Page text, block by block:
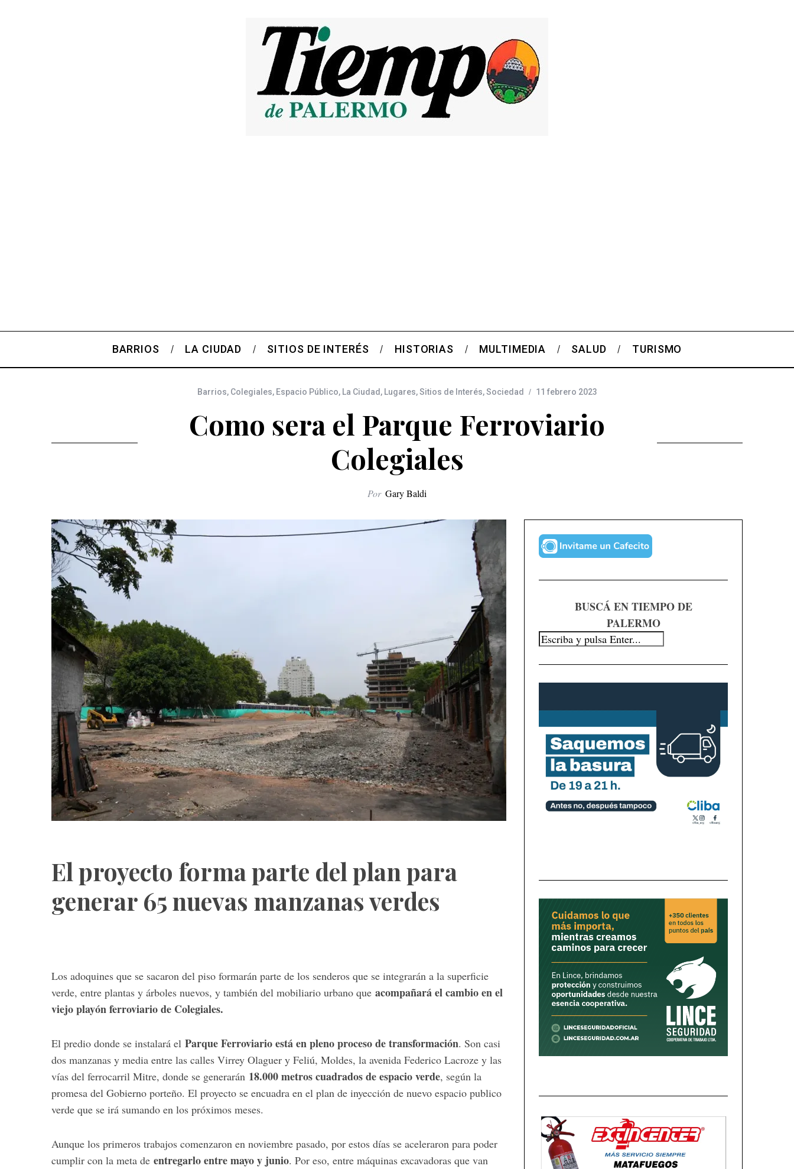
BARRIOS LA CIUDAD SITIOS DE INTERÉS HISTORIAS MULTIMEDIA SALUD TURISMO
Barrios, Colegiales, Espacio Público, La Ciudad , Lugares,Sitios de Interés,Sociedad 11 febrero 2023
Como sera el Parque Ferroviario
Colegiales
Por Gary Baldi
El proyecto forma parte del plan para
generar 65 nuevas manzanas verdes
Los adoquines que se sacaron del piso formarán parte de los senderos que se integrarán a la superficie
verde, entre plantas y árboles nuevos, y también del mobiliario urbano que acompañará el cambio en el
viejo playón ferroviario de Colegiales.
El predio donde se instalará el Parque Ferroviario está en pleno proceso de transformación. Son casi
dos manzanas y media entre las calles Virrey Olaguer y Feliú, Moldes, la avenida Federico Lacroze y las
vías del ferrocarril Mitre, donde se generarán 18.000 metros cuadrados de espacio verde, según la
promesa del Gobierno porteño. El proyecto se encuadra en el plan de inyección de nuevo espacio publico
verde que se irá sumando en los próximos meses.
Aunque los primeros trabajos comenzaron en noviembre pasado, por estos días se aceleraron para poder
cumplir con la meta de entregarlo entre mayo y junio. Por eso, entre máquinas excavadoras que van
BUSCÁ EN TIEMPO DE
PALERMO
a
r